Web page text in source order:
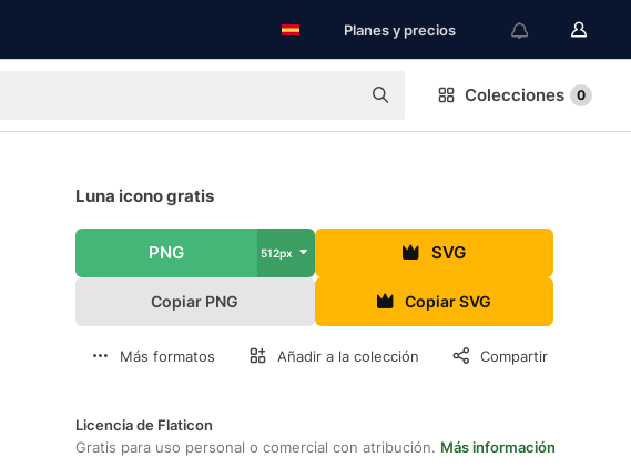
Planes y precios
Colecciones 0
Luna icono gratis
PNG 512px SVG
Copiar PNG Copiar SVG
Más formatos Añadir a la colección Compartir
Licencia de Flaticon
Gratis para uso personal o comercial con atribución. Más información